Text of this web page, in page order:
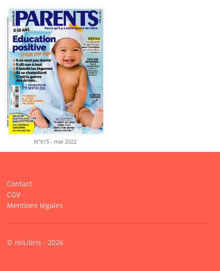
N°615 - mai 2022
Contact
CGV
Mentions légales
© miLibris - 2026